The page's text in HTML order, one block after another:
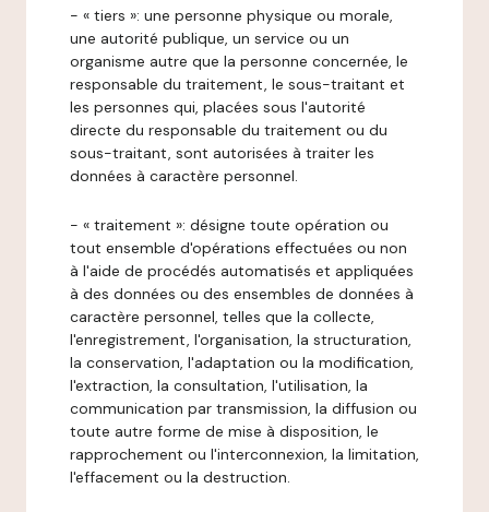
- « tiers »: une personne physique ou morale,
une autorité publique, un service ou un
organisme autre que la personne concernée, le
responsable du traitement, le sous-traitant et
les personnes qui, placées sous l'autorité
directe du responsable du traitement ou du
sous-traitant, sont autorisées à traiter les
données à caractère personnel.
- « traitement »: désigne toute opération ou
tout ensemble d'opérations effectuées ou non
à l'aide de procédés automatisés et appliquées
à des données ou des ensembles de données à
caractère personnel, telles que la collecte,
l'enregistrement, l'organisation, la structuration,
la conservation, l'adaptation ou la modification,
l'extraction, la consultation, l'utilisation, la
communication par transmission, la diffusion ou
toute autre forme de mise à disposition, le
rapprochement ou l'interconnexion, la limitation,
l'effacement ou la destruction.